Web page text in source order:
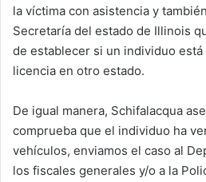
la víctima con asistencia y
Secretaría del estado de Illinois
de establecer si un individuo
licencia en otro estado.
De igual manera, Schifalacqua
comprueba que el individuo ha
vehículos, enviamos el caso al
los fiscales generales y/o a la